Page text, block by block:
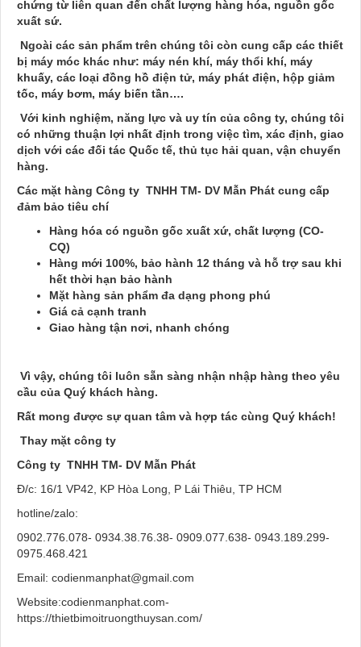
chứng từ liên quan đến chất lượng hàng hóa, nguồn gốc
xuất sứ.
Ngoài các sản phẩm trên chúng tôi còn cung cấp các thiết
bị máy móc khác như: máy nén khí, máy thổi khí, máy
khuấy, các loại đồng hồ điện tử, máy phát điện, hộp giảm
tốc, máy bơm, máy biến tần….
Với kinh nghiệm, năng lực và uy tín của công ty, chúng tôi
có những thuận lợi nhất định trong việc tìm, xác định, giao
dịch với các đối tác Quốc tế, thủ tục hải quan, vận chuyển
hàng.
Các mặt hàng Công ty TNHH TM- DV Mẫn Phát cung cấp
đảm bảo tiêu chí
Hàng hóa có nguồn gốc xuất xứ, chất lượng (CO-
CQ)
Hàng mới 100%, bảo hành 12 tháng và hỗ trợ sau khi
hết thời hạn bảo hành
Mặt hàng sản phẩm đa dạng phong phú
Giá cả cạnh tranh
Giao hàng tận nơi, nhanh chóng
Vì vậy, chúng tôi luôn sẵn sàng nhận nhập hàng theo yêu
cầu của Quý khách hàng.
Rất mong được sự quan tâm và hợp tác cùng Quý khách!
Thay mặt công ty
Công ty TNHH TM- DV Mẫn Phát
Đ/c: 16/1 VP42, KP Hòa Long, P Lái Thiêu, TP HCM
hotline/zalo:
0902.776.078- 0934.38.76.38- 0909.077.638- 0943.189.299-
0975.468.421
Email: codienmanphat@gmail.com
Website:codienmanphat.com-
https://thietbimoitruongthuysan.com/